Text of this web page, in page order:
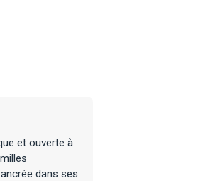
et ouverte à
dans ses